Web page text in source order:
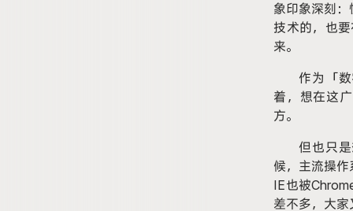
象印象深刻
技术的，也
来。
作为「
着，想在这
方。
但也只
候，主流操
IE也被
差不多，大